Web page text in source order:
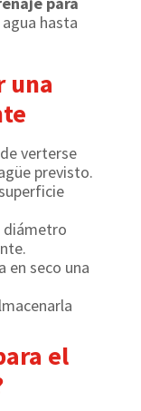
hasta
una
verterse
previsto.
diámetro
en seco una
el